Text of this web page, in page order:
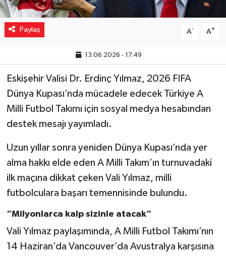
Paylaş A- A+
13.06.2026 - 17:49
Eskişehir Valisi Dr. Erdinç Yılmaz, 2026 FIFA
Dünya Kupası’nda mücadele edecek Türkiye A
Milli Futbol Takımı için sosyal medya hesabından
destek mesajı yayımladı.
Uzun yıllar sonra yeniden Dünya Kupası’nda yer
alma hakkı elde eden A Milli Takım’ın turnuvadaki
ilk maçına dikkat çeken Vali Yılmaz, milli
futbolculara başarı temennisinde bulundu.
"Milyonlarca kalp sizinle atacak"
Vali Yılmaz paylaşımında, A Milli Futbol Takımı’nın
14 Haziran’da Vancouver’da Avustralya karşısına